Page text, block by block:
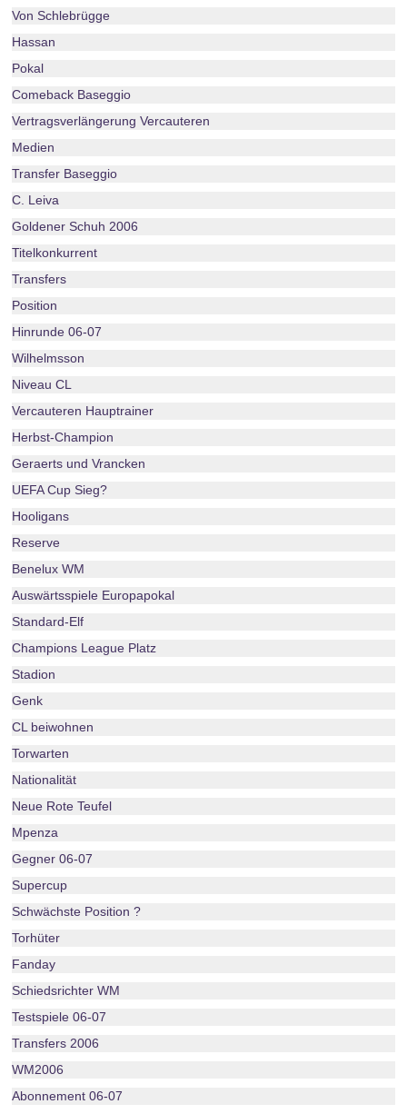
Von Schlebrügge
Hassan
Pokal
Comeback Baseggio
Vertragsverlängerung Vercauteren
Medien
Transfer Baseggio
C. Leiva
Goldener Schuh 2006
Titelkonkurrent
Transfers
Position
Hinrunde 06-07
Wilhelmsson
Niveau CL
Vercauteren Hauptrainer
Herbst-Champion
Geraerts und Vrancken
UEFA Cup Sieg?
Hooligans
Reserve
Benelux WM
Auswärtsspiele Europapokal
Standard-Elf
Champions League Platz
Stadion
Genk
CL beiwohnen
Torwarten
Nationalität
Neue Rote Teufel
Mpenza
Gegner 06-07
Supercup
Schwächste Position ?
Torhüter
Fanday
Schiedsrichter WM
Testspiele 06-07
Transfers 2006
WM2006
Abonnement 06-07